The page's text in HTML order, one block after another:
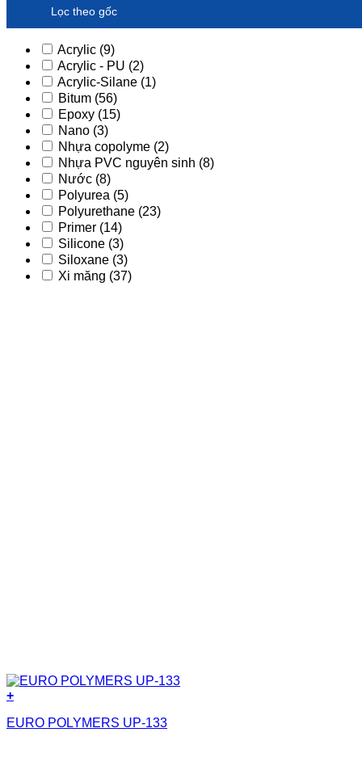
Lọc theo gốc
Acrylic (9)
Acrylic - PU (2)
Acrylic-Silane (1)
Bitum (56)
Epoxy (15)
Nano (3)
Nhựa copolyme (2)
Nhựa PVC nguyên sinh (8)
Nước (8)
Polyurea (5)
Polyurethane (23)
Primer (14)
Silicone (3)
Siloxane (3)
Xi măng (37)
+
EURO POLYMERS UP-133